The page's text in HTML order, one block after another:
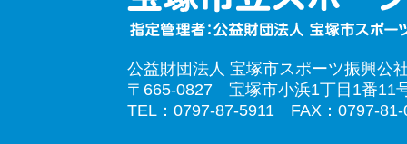
公益財団法人 宝塚市スポーツ振興公
〒665-0827 宝塚市小浜1丁目1番11
TEL：0797-87-5911 FAX：0797-81-